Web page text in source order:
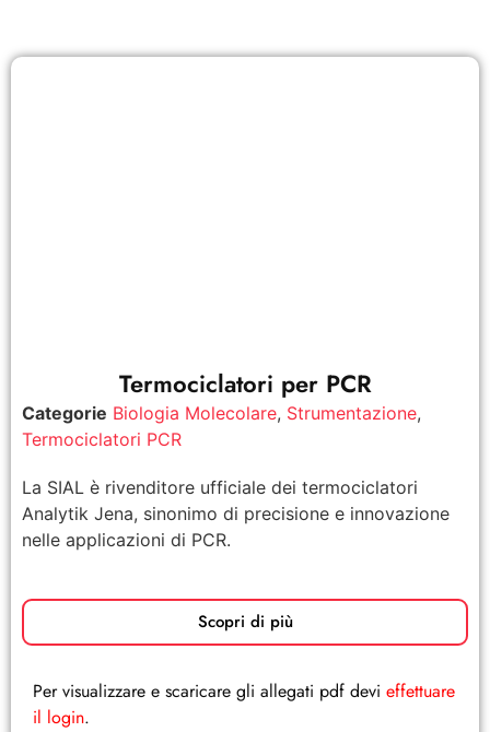
Termociclatori per PCR
Categorie Biologia Molecolare, Strumentazione,
Termociclatori PCR
La SIAL è rivenditore ufficiale dei termociclatori
Analytik Jena, sinonimo di precisione e innovazione
nelle applicazioni di PCR.
Scopri di più
Per visualizzare e scaricare gli allegati pdf devi effettuare
il login.